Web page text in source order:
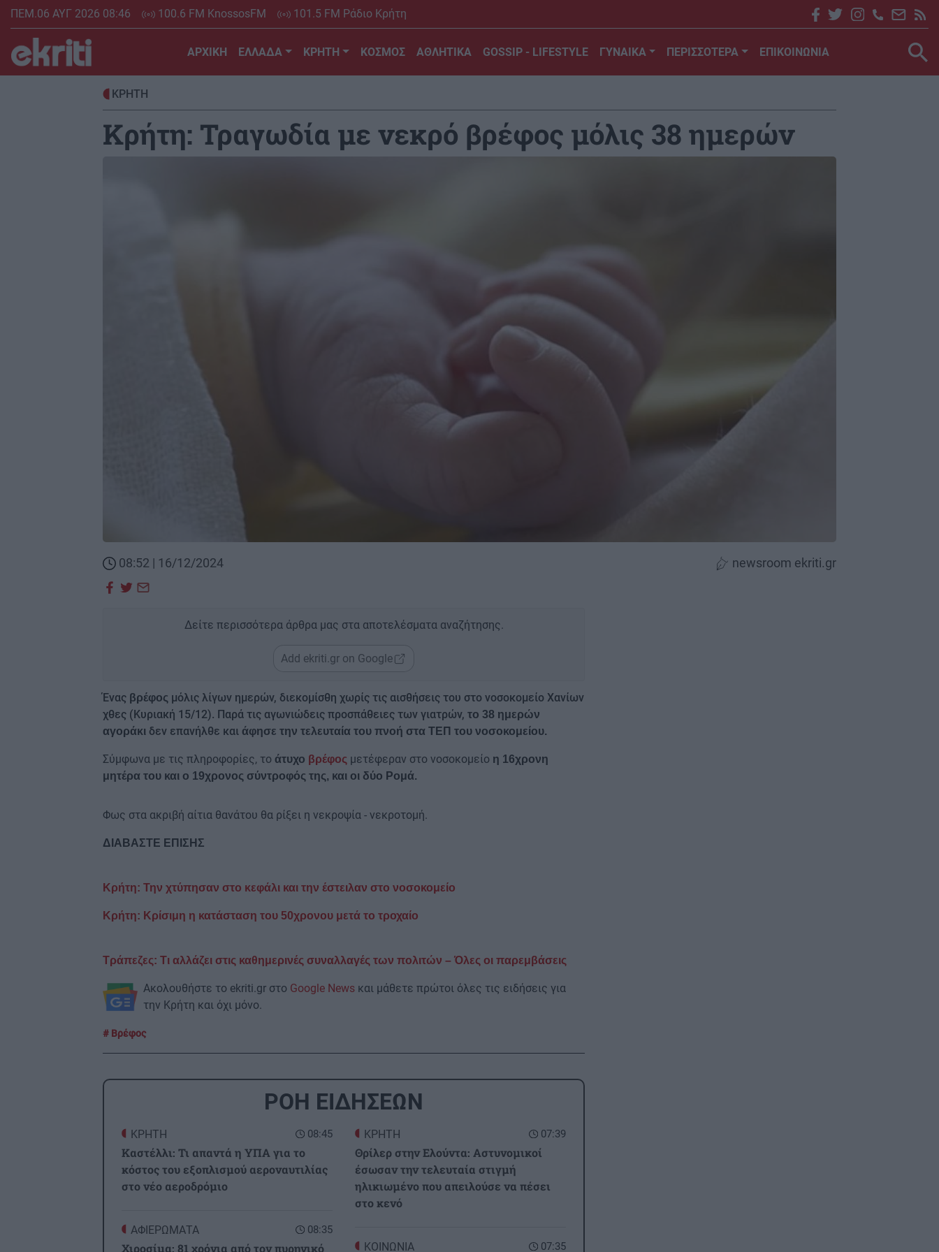
Skip
content
ΠΕΜ.06 ΑΥΓ 2026 08:46 100.6 FM KnossosFM 101.5 FM Ράδιο Κρήτη
ΑΡΧΙΚΗ ΕΛΛΑΔΑ ΚΡΗΤΗ ΚΟΣΜΟΣ ΑΘΛΗΤΙΚΑ GOSSIP - LIFESTYLE ΓΥΝΑΙΚΑ ΠΕΡΙΣΣΟΤΕΡΑ ΕΠΙΚΟΙΝΩΝΙΑ
ΚΡΗΤΗ
Κρήτη: Τραγωδία με νεκρό βρέφος μόλις 38 ημερών
08:52 | 16/12/2024 newsroom ekriti.gr
Δείτε περισσότερα άρθρα μας στα αποτελέσματα αναζήτησης.
Add ekriti.gr on Google
Ένας βρέφος μόλις λίγων ημερών, διεκομίσθη χωρίς τις αισθήσεις του στο νοσοκομείο Χανίων
χθες (Κυριακή 15/12). Παρά τις αγωνιώδεις προσπάθειες των γιατρών, το 38 ημερών
αγοράκι δεν επανήλθε και άφησε την τελευταία του πνοή στα ΤΕΠ του νοσοκομείου.
Σύμφωνα με τις πληροφορίες, το άτυχο βρέφος μετέφεραν στο νοσοκομείο η 16χρονη
μητέρα του και ο 19χρονος σύντροφός της, και οι δύο Ρομά.
Φως στα ακριβή αίτια θανάτου θα ρίξει η νεκροψία - νεκροτομή.
ΔΙΑΒΑΣΤΕ ΕΠΙΣΗΣ
Κρήτη: Την χτύπησαν στο κεφάλι και την έστειλαν στο νοσοκομείο
Κρήτη: Κρίσιμη η κατάσταση του 50χρονου μετά το τροχαίο
Τράπεζες: Τι αλλάζει στις καθημερινές συναλλαγές των πολιτών – Όλες οι παρεμβάσεις
Ακολουθήστε το ekriti.gr στο Google News και μάθετε πρώτοι όλες τις ειδήσεις για
την Κρήτη και όχι μόνο.
Βρέφος
ΡΟΗ ΕΙΔΗΣΕΩΝ
08:45
ΚΡΗΤΗ
Καστέλλι: Τι απαντά η ΥΠΑ για το
κόστος του εξοπλισμού αεροναυτιλίας
στο νέο αεροδρόμιο
08:35
ΑΦΙΕΡΩΜΑΤΑ
Χιροσίμα: 81 χρόνια από τον πυρηνικό
07:39
ΚΡΗΤΗ
Θρίλερ στην Ελούντα: Αστυνομικοί
έσωσαν την τελευταία στιγμή
ηλικιωμένο που απειλούσε να πέσει
στο κενό
07:35
ΚΟΙΝΩΝΙΑ